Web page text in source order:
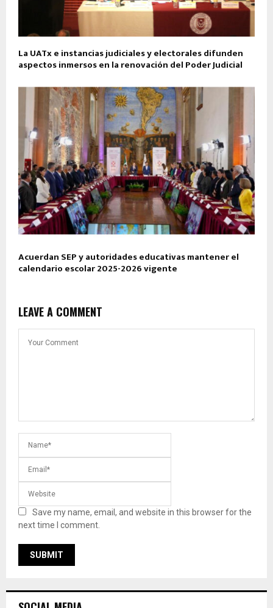
La UATx e instancias judiciales y electorales difunden
aspectos inmersos en la renovación del Poder Judicial
Acuerdan SEP y autoridades educativas mantener el
calendario escolar 2025-2026 vigente
LEAVE A COMMENT
Save my name, email, and website in this browser for the
next time I comment.